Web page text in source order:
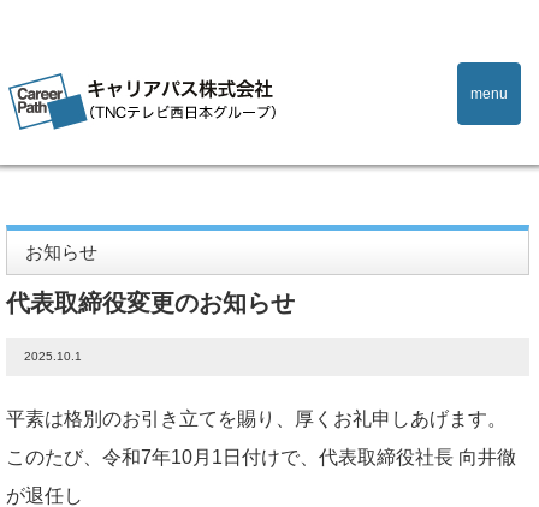
menu
お知らせ
代表取締役変更のお知らせ
2025.10.1
平素は格別のお引き立てを賜り、厚くお礼申しあげます。
このたび、令和7年10月1日付けで、代表取締役社長 向井徹
が退任し